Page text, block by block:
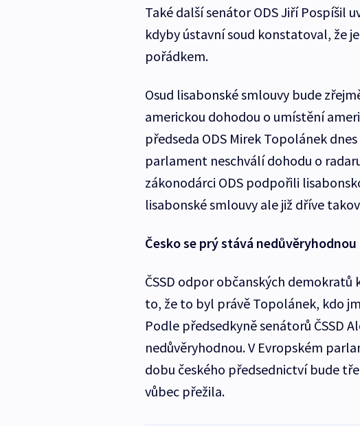
Také další senátor ODS Jiří Pospíšil
kdyby ústavní soud konstatoval, že
pořádkem.
Osud lisabonské smlouvy bude
americkou dohodou o umístění
předseda ODS Mirek Topolánek
parlament neschválí dohodu o
zákonodárci ODS podpořili
lisabonské smlouvy ale již dříve
Česko se prý stává
ČSSD odpor občanských demokratů
to, že to byl právě Topolánek, kdo
Podle předsedkyně senátorů ČSSD
nedůvěryhodnou. V Evropském
dobu českého předsednictví bude
vůbec přežila.